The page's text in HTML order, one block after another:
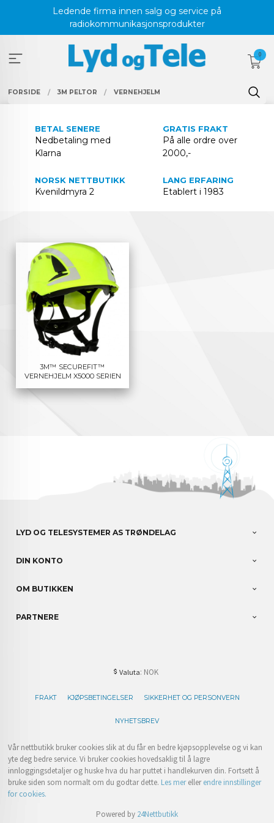
Ledende firma innen salg og service på
radiokommunikasjonsprodukter
0
FORSIDE 3M PELTOR VERNEHJELM
BETAL SENERE
Nedbetaling med
Klarna
GRATIS FRAKT
På alle ordre over
2000,-
NORSK NETTBUTIKK
Kvenildmyra 2
LANG ERFARING
Etablert i 1983
3M™ SECUREFIT™
VERNEHJELM X5000 SERIEN
LYD OG TELESYSTEMER AS TRØNDELAG
DIN KONTO
OM BUTIKKEN
PARTNERE
Valuta: NOK
FRAKT KJØPSBETINGELSER SIKKERHET OG PERSONVERN
NYHETSBREV
Vår nettbutikk bruker cookies slik at du får en bedre kjøpsopplevelse og vi kan
yte deg bedre service. Vi bruker cookies hovedsaklig til å lagre
innloggingsdetaljer og huske hva du har puttet i handlekurven din. Fortsett å
bruke siden som normalt om du godtar dette. Les merellerendre innstillinger
for cookies.
Powered by 24Nettbutikk